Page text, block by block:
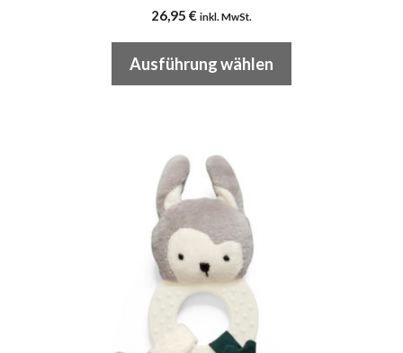
26,95 € inkl. MwSt.
Ausführung wählen